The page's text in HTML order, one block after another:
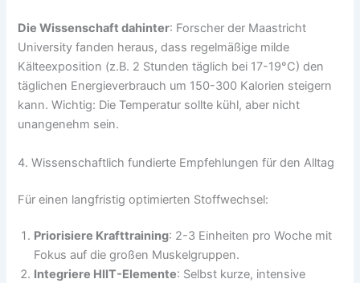
Die Wissenschaft dahinter: Forscher der Maastricht
University fanden heraus, dass regelmäßige milde
Kälteexposition (z.B. 2 Stunden täglich bei 17-19°C) den
täglichen Energieverbrauch um 150-300 Kalorien steigern
kann. Wichtig: Die Temperatur sollte kühl, aber nicht
unangenehm sein.
4. Wissenschaftlich fundierte Empfehlungen für den Alltag
Für einen langfristig optimierten Stoffwechsel:
Priorisiere Krafttraining: 2-3 Einheiten pro Woche mit
Fokus auf die großen Muskelgruppen.
Integriere HIIT-Elemente: Selbst kurze, intensive